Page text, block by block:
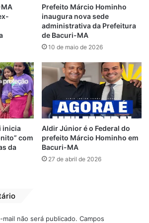
das investigações.
pede a realização de
verificar a legalidade da
e identificar possíveis
Flávia Gonzalez Leite foi
relatora do processo no
o momento, o tribunal não
sobre o pedido de
reportagem do Portal
Bacuri não se manifestou
MA
Prefeito Márcio Hominho
inaugura nova sede
administrativa da Prefeitura
de Bacuri-MA
10 de maio de 2026
inicia
com
da
Aldir Júnior é o Federal do
prefeito Márcio Hominho em
Bacuri-MA
27 de abril de 2026
não será publicado. Campos